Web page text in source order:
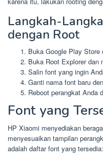
Langkah-
dengan Root
Buka Google Play Store
Buka Root Explorer
Salin font yang ingin
Ganti nama font baru
Reboot perangkat Anda
Font yang
HP Xiaomi menyediakan
menyesuaikan tampilan
adalah daftar font yang tersedia: